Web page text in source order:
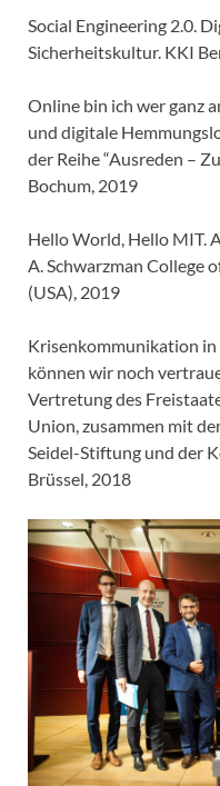
Social Engineering 2.0.
Sicherheitskultur. KKI
Online bin ich wer ganz
und digitale
der Reihe “Ausreden –
Bochum, 2019
Hello World, Hello MIT.
A. Schwarzman College
(USA), 2019
Krisenkommunikation
können wir noch
Vertretung des
Union, zusammen mit
Seidel-Stiftung und der
Brüssel, 2018